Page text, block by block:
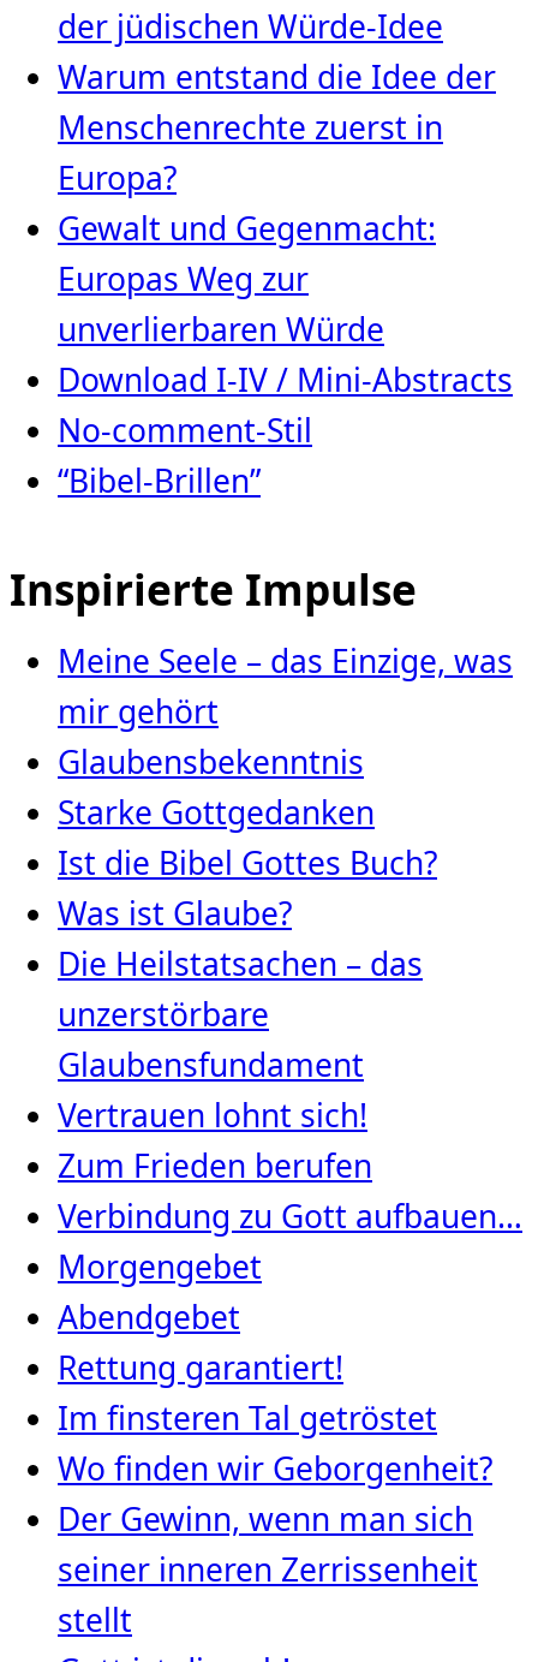
der jüdischen Würde‑Idee
Warum entstand die Idee der
Menschenrechte zuerst in
Europa?
Gewalt und Gegenmacht:
Europas Weg zur
unverlierbaren Würde
Download I-IV / Mini-Abstracts
No-comment-Stil
“Bibel-Brillen”
Inspirierte Impulse
Meine Seele – das Einzige, was
mir gehört
Glaubensbekenntnis
Starke Gottgedanken
Ist die Bibel Gottes Buch?
Was ist Glaube?
Die Heilstatsachen – das
unzerstörbare
Glaubensfundament
Vertrauen lohnt sich!
Zum Frieden berufen
Verbindung zu Gott aufbauen…
Morgengebet
Abendgebet
Rettung garantiert!
Im finsteren Tal getröstet
Wo finden wir Geborgenheit?
Der Gewinn, wenn man sich
seiner inneren Zerrissenheit
stellt